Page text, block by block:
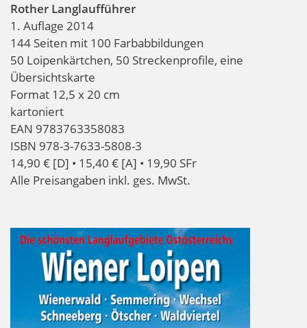
Rother Langlaufführer
1. Auflage 2014
144 Seiten mit 100 Farbabbildungen
50 Loipenkärtchen, 50 Streckenprofile, eine
Übersichtskarte
Format 12,5 x 20 cm
kartoniert
EAN 9783763358083
ISBN 978-3-7633-5808-3
14,90 € [D] • 15,40 € [A] • 19,90 SFr
Alle Preisangaben inkl. ges. MwSt.